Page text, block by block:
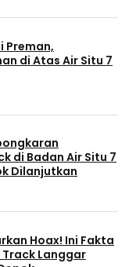
Preman,
di Atas Air Situ 7
di Badan Air Situ 7
Dilanjutkan
Hoax! Ini Fakta
Langgar